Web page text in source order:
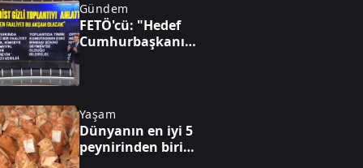
Gündem
FETÖ'cü: "Hedef
Cumhurbaşkanını
Yaşam
Dünyanın en iyi 5
peynirinden biri